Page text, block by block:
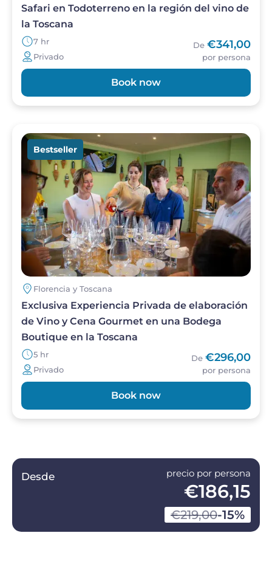
genuinamente memorable.
Safari en Todoterreno en la región del vino de
la Toscana
7 hr
Privado
De €341,00
por persona
Book now
Imagen
Bestseller
Florencia y Toscana
Exclusiva Experiencia Privada de elaboración
de Vino y Cena Gourmet en una Bodega
Boutique en la Toscana
5 hr
Privado
De €296,00
por persona
Book now
Desde precio por persona
€186,15
€219,00-15%